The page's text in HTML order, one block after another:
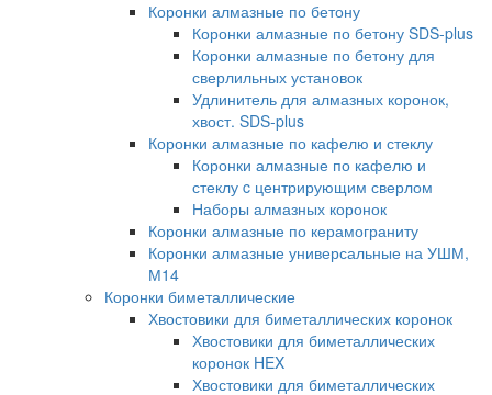
Коронки алмазные по бетону
Коронки алмазные по бетону SDS-plus
Коронки алмазные по бетону для
сверлильных установок
Удлинитель для алмазных коронок,
хвост. SDS-plus
Коронки алмазные по кафелю и стеклу
Коронки алмазные по кафелю и
стеклу c центрирующим сверлом
Наборы алмазных коронок
Коронки алмазные по керамограниту
Коронки алмазные универсальные на УШМ,
М14
Коронки биметаллические
Хвостовики для биметаллических коронок
Хвостовики для биметаллических
коронок HEX
Хвостовики для биметаллических